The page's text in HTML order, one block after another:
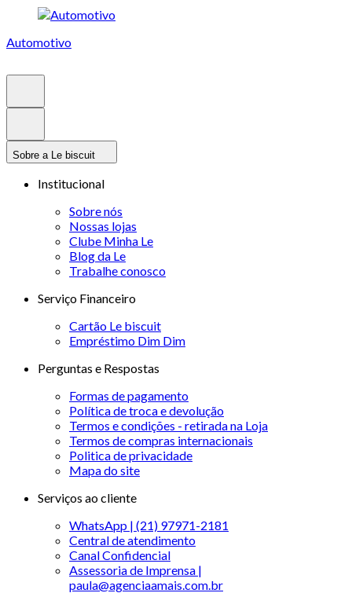
Automotivo
Sobre a Le biscuit
Institucional
Sobre nós
Nossas lojas
Clube Minha Le
Blog da Le
Trabalhe conosco
Serviço Financeiro
Cartão Le biscuit
Empréstimo Dim Dim
Perguntas e Respostas
Formas de pagamento
Política de troca e devolução
Termos e condições - retirada na Loja
Termos de compras internacionais
Politica de privacidade
Mapa do site
Serviços ao cliente
WhatsApp | (21) 97971-2181
Central de atendimento
Canal Confidencial
Assessoria de Imprensa |
paula@agenciaamais.com.br